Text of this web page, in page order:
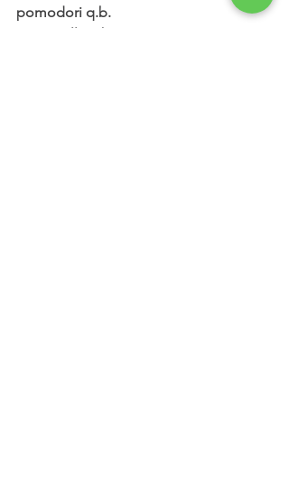
pomodori q.b.
mozzarella q.b.